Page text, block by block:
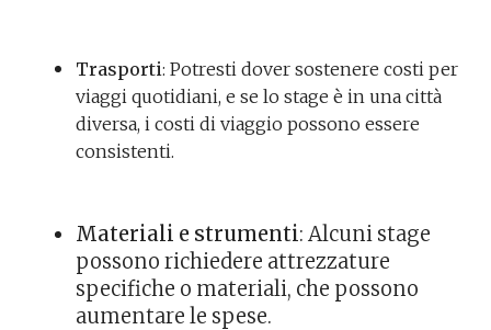
Trasporti: Potresti dover sostenere costi per
viaggi quotidiani, e se lo stage è in una città
diversa, i costi di viaggio possono essere
consistenti.
Materiali e strumenti: Alcuni stage
possono richiedere attrezzature
specifiche o materiali, che possono
aumentare le spese.